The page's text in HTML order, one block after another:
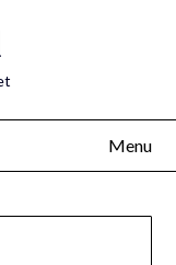
Menu